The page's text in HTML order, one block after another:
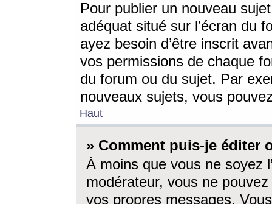
Pour publier un nouveau
adéquat situé sur l’écran du
ayez besoin d’être inscrit
vos permissions de chaque
du forum ou du sujet. Par
nouveaux sujets, vous
Haut
» Comment puis-je éditer
À moins que vous ne soyez
modérateur, vous ne
vos propres messages.